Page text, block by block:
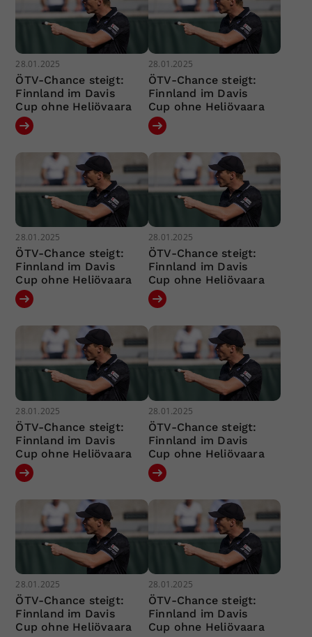
28.01.2025
ÖTV-Chance steigt:
Finnland im Davis
Cup ohne Heliövaara
28.01.2025
ÖTV-Chance steigt:
Finnland im Davis
Cup ohne Heliövaara
28.01.2025
ÖTV-Chance steigt:
Finnland im Davis
Cup ohne Heliövaara
28.01.2025
ÖTV-Chance steigt:
Finnland im Davis
Cup ohne Heliövaara
28.01.2025
ÖTV-Chance steigt:
Finnland im Davis
Cup ohne Heliövaara
28.01.2025
ÖTV-Chance steigt:
Finnland im Davis
Cup ohne Heliövaara
28.01.2025
ÖTV-Chance steigt:
Finnland im Davis
Cup ohne Heliövaara
28.01.2025
ÖTV-Chance steigt:
Finnland im Davis
Cup ohne Heliövaara